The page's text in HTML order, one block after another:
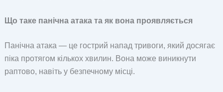
Що таке панічна атака та як вона проявляється
Панічна атака — це гострий напад тривоги, який досягає
піка протягом кількох хвилин. Вона може виникнути
раптово, навіть у безпечному місці.